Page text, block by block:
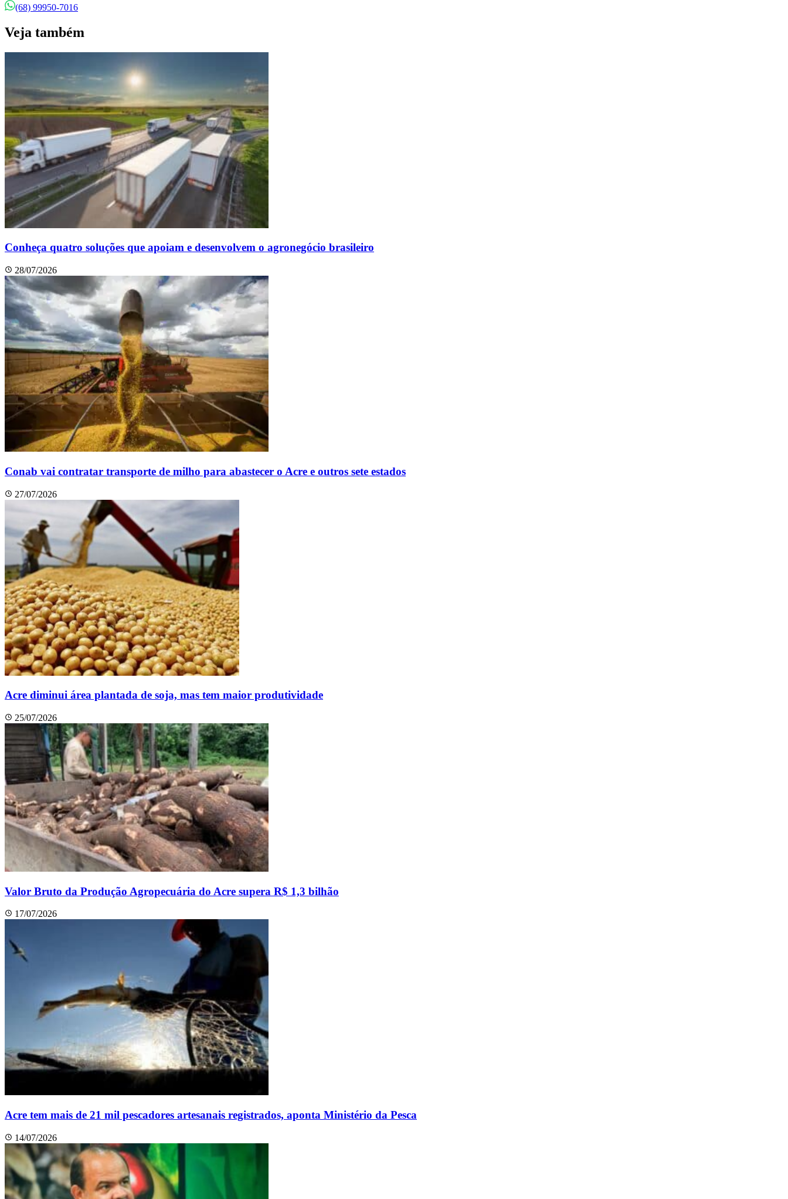
(68) 99950-7016
Veja também
Conheça quatro soluções que apoiam e desenvolvem o agronegócio brasileiro
28/07/2026
Conab vai contratar transporte de milho para abastecer o Acre e outros sete estados
27/07/2026
Acre diminui área plantada de soja, mas tem maior produtividade
25/07/2026
Valor Bruto da Produção Agropecuária do Acre supera R$ 1,3 bilhão
17/07/2026
Acre tem mais de 21 mil pescadores artesanais registrados, aponta Ministério da Pesca
14/07/2026